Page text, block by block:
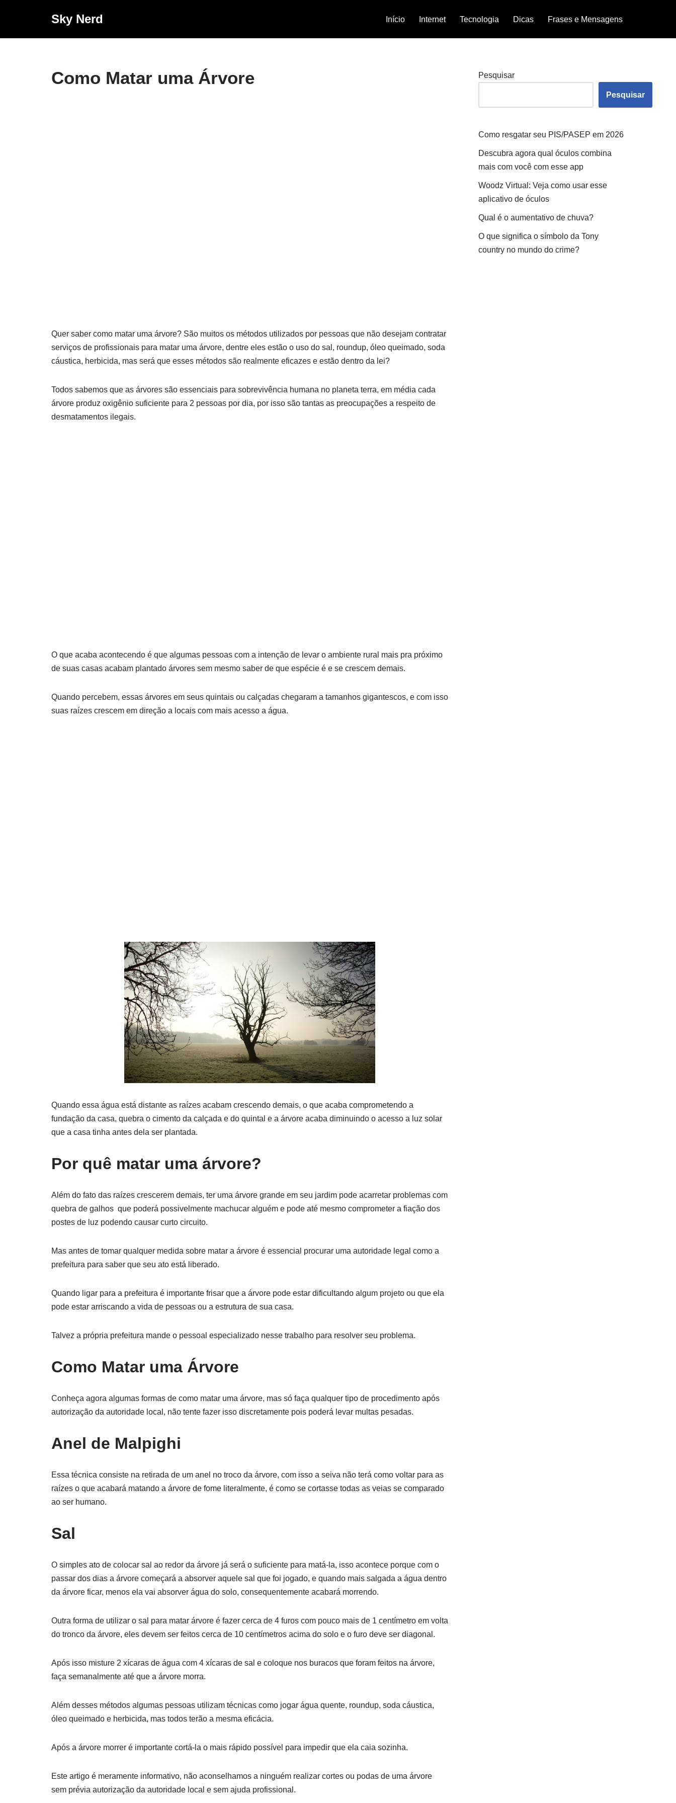
Sky Nerd Início Internet Tecnologia Dicas Frases e Mensagens
Como Matar uma Árvore
Quer saber como matar uma árvore? São muitos os métodos utilizados por pessoas que não desejam contratar
serviços de profissionais para matar uma árvore, dentre eles estão o uso do sal, roundup, óleo queimado, soda
cáustica, herbicida, mas será que esses métodos são realmente eficazes e estão dentro da lei?
Todos sabemos que as árvores são essenciais para sobrevivência humana no planeta terra, em média cada
árvore produz oxigênio suficiente para 2 pessoas por dia, por isso são tantas as preocupações a respeito de
desmatamentos ilegais.
O que acaba acontecendo é que algumas pessoas com a intenção de levar o ambiente rural mais pra próximo
de suas casas acabam plantado árvores sem mesmo saber de que espécie é e se crescem demais.
Quando percebem, essas árvores em seus quintais ou calçadas chegaram a tamanhos gigantescos, e com isso
suas raízes crescem em direção a locais com mais acesso a água.
Quando essa água está distante as raízes acabam crescendo demais, o que acaba comprometendo a
fundação da casa, quebra o cimento da calçada e do quintal e a árvore acaba diminuindo o acesso a luz solar
que a casa tinha antes dela ser plantada.
Por quê matar uma árvore?
Além do fato das raízes crescerem demais, ter uma árvore grande em seu jardim pode acarretar problemas com
quebra de galhos que poderá possivelmente machucar alguém e pode até mesmo comprometer a fiação dos
postes de luz podendo causar curto circuito.
Mas antes de tomar qualquer medida sobre matar a árvore é essencial procurar uma autoridade legal como a
prefeitura para saber que seu ato está liberado.
Quando ligar para a prefeitura é importante frisar que a árvore pode estar dificultando algum projeto ou que ela
pode estar arriscando a vida de pessoas ou a estrutura de sua casa.
Talvez a própria prefeitura mande o pessoal especializado nesse trabalho para resolver seu problema.
Como Matar uma Árvore
Conheça agora algumas formas de como matar uma árvore, mas só faça qualquer tipo de procedimento após
autorização da autoridade local, não tente fazer isso discretamente pois poderá levar multas pesadas.
Anel de Malpighi
Essa técnica consiste na retirada de um anel no troco da árvore, com isso a seiva não terá como voltar para as
raízes o que acabará matando a árvore de fome literalmente, é como se cortasse todas as veias se comparado
ao ser humano.
Sal
O simples ato de colocar sal ao redor da árvore já será o suficiente para matá-la, isso acontece porque com o
passar dos dias a árvore começará a absorver aquele sal que foi jogado, e quando mais salgada a água dentro
da árvore ficar, menos ela vai absorver água do solo, consequentemente acabará morrendo.
Outra forma de utilizar o sal para matar árvore é fazer cerca de 4 furos com pouco mais de 1 centímetro em volta
do tronco da árvore, eles devem ser feitos cerca de 10 centímetros acima do solo e o furo deve ser diagonal.
Após isso misture 2 xícaras de água com 4 xícaras de sal e coloque nos buracos que foram feitos na árvore,
faça semanalmente até que a árvore morra.
Além desses métodos algumas pessoas utilizam técnicas como jogar água quente, roundup, soda cáustica,
óleo queimado e herbicida, mas todos terão a mesma eficácia.
Após a árvore morrer é importante cortá-la o mais rápido possível para impedir que ela caia sozinha.
Este artigo é meramente informativo, não aconselhamos a ninguém realizar cortes ou podas de uma árvore
sem prévia autorização da autoridade local e sem ajuda profissional.
Pesquisar
Pesquisar
Como resgatar seu PIS/PASEP em 2026
Descubra agora qual óculos combina
mais com você com esse app
Woodz Virtual: Veja como usar esse
aplicativo de óculos
Qual é o aumentativo de chuva?
O que significa o símbolo da Tony
country no mundo do crime?